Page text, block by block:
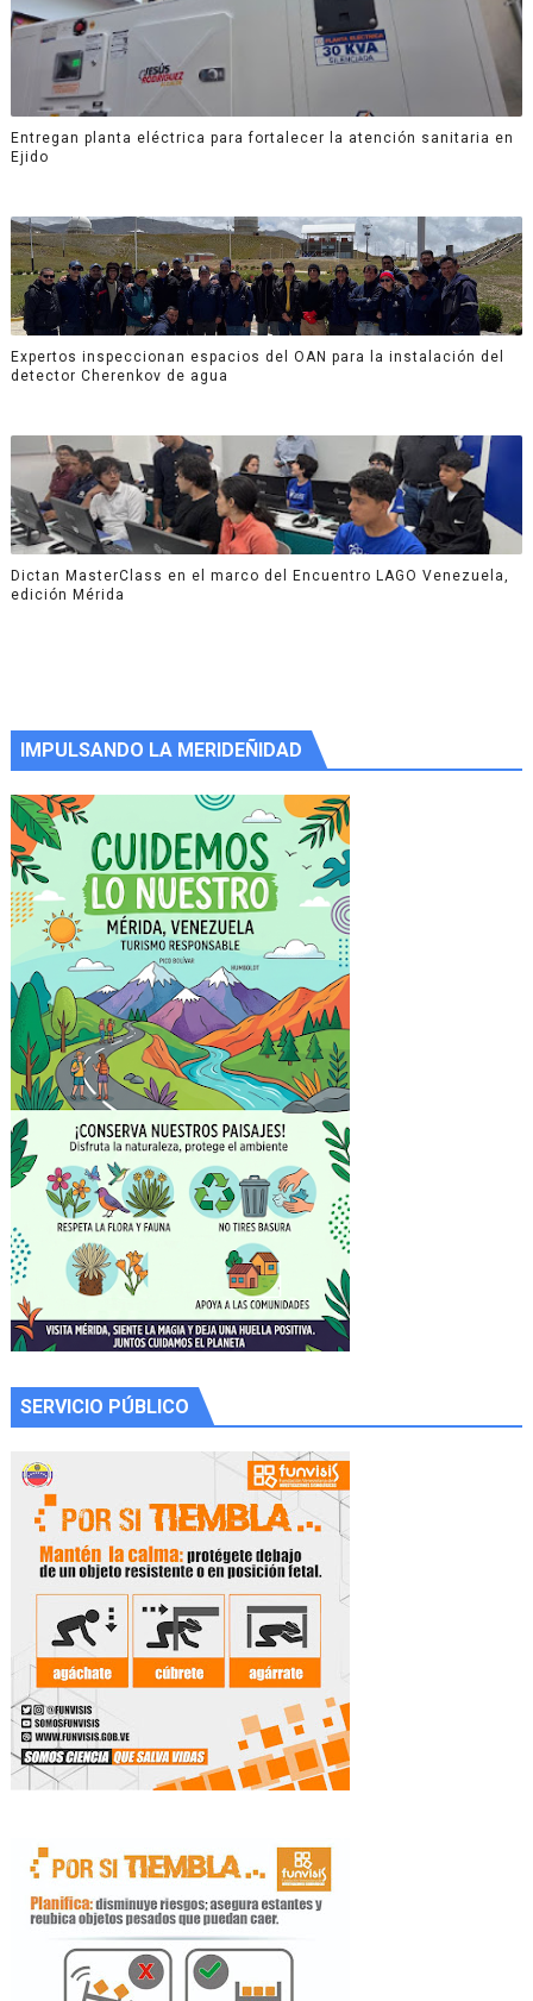
Entregan planta eléctrica para fortalecer la atención sanitaria en
Ejido
Expertos inspeccionan espacios del OAN para la instalación del
detector Cherenkov de agua
Dictan MasterClass en el marco del Encuentro LAGO Venezuela,
edición Mérida
IMPULSANDO LA MERIDEÑIDAD
SERVICIO PÚBLICO